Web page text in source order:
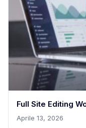
Full Site Editing
Aprile 13, 2026